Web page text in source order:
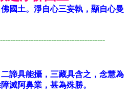
國土。淨自心三妄執，顯自心曼
諦具能攝，三藏具含之，念慧為
滅阿鼻業，甚為殊勝。